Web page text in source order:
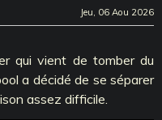
Jeu, 06 Aou 2026
qui vient de tomber du
a décidé de se séparer
assez difficile.